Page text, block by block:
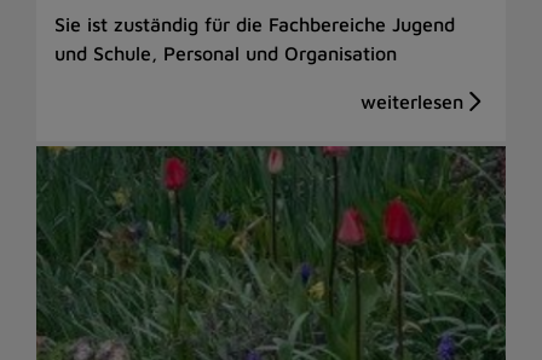
Sie ist zuständig für die Fachbereiche Jugend
und Schule, Personal und Organisation